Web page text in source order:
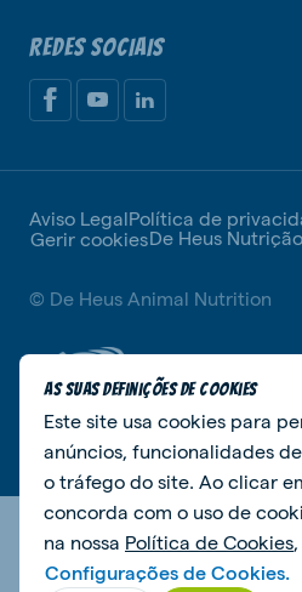
REDES SOCIAIS
Aviso LegalPolítica de
Gerir cookiesDe Heus
© De Heus Animal Nutrition
As suas definições de cookies
Este site usa cookies para
anúncios, funcionalidades
o tráfego do site. Ao clicar
concorda com o uso de
na nossa Política de Cookies
Configurações de Cookies.